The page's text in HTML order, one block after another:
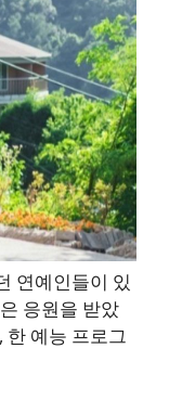
연예인들이 있
응원을 받았
예능 프로그